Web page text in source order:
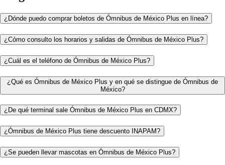
¿Dónde puedo comprar boletos de Ómnibus de México Plus en línea?
¿Cómo consulto los horarios y salidas de Ómnibus de México Plus?
¿Cuál es el teléfono de Ómnibus de México Plus?
¿Qué es Ómnibus de México Plus y en qué se distingue de Ómnibus de
México?
¿De qué terminal sale Ómnibus de México Plus en CDMX?
¿Ómnibus de México Plus tiene descuento INAPAM?
¿Se pueden llevar mascotas en Ómnibus de México Plus?